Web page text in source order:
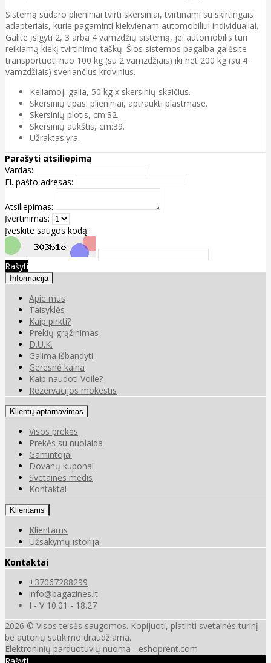
Sistemą sudaro plieniniai tvirti skersiniai, tvirtinami su skirtingais
adapteriais, kurie pagaminti kiekvienam automobiliui individualiai.
Galite įsigyti 2, 3 arba 4 vamzdžių sistemą, jei automobilis turi
reikiamą kiekį tvirtinimo taškų. Šios sistemos pagalba galėsite
transportuoti nuo 100 kg (su 2 vamzdžiais) iki net 200 kg (su 4
vamzdžiais) sveriančius krovinius.
Keliamoji galia, 50 kg x skersinių skaičius.
Skersinių tipas: plieniniai, aptraukti plastmase.
Skersinių plotis, cm:32.
Skersinių aukštis, cm:39.
Užraktas:yra.
Parašyti atsiliepimą
Vardas:
El. pašto adresas:
Atsiliepimas:
Įvertinimas:
Įveskite saugos kodą:
Rašyti
Informacija
Apie mus
Taisyklės
Kaip pirkti?
Prekių grąžinimas
D.U.K.
Galima išbandyti
Geresnė kaina
Kaip naudoti Voile?
Rezervacijos mokestis
Klientų aptarnavimas
Visos prekės
Prekės su nuolaida
Gamintojai
Dovanų kuponai
Svetainės medis
Kontaktai
Klientams
Klientams
Užsakymų istorija
Kontaktai
+37067288299
info@bagazines.lt
I - V 10.01 - 18.27
2026 © Visos teisės saugomos. Kopijuoti, platinti svetainės turinį
be autorių sutikimo draudžiama.
Elektroninių parduotuvių nuoma - eshoprent.com